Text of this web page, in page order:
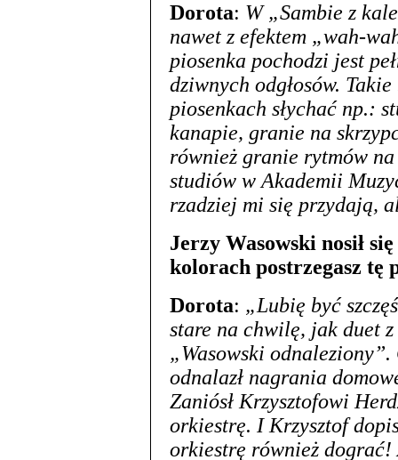
Dorota: W „Sambie z
nawet z efektem „wah-
piosenka pochodzi jest
dziwnych odgłosów.
piosenkach słychać np.:
kanapie, granie na
również granie rytmów
studiów w Akademii
rzadziej mi się przydają,
Jerzy Wasowski nosił
kolorach postrzegasz tę
Dorota: „Lubię być
stare na chwilę, jak duet z
„Wasowski
odnalazł nagrania
Zaniósł Krzysztofowi
orkiestrę. I Krzysztof
orkiestrę również dograć!